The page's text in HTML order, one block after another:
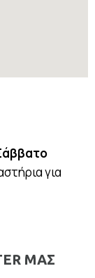
για
ΜΑΣ